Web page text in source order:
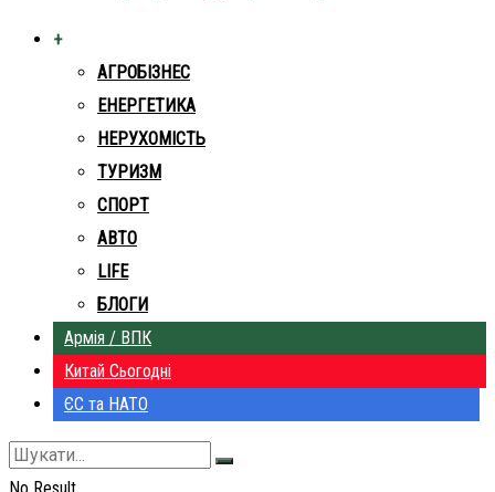
+
АГРОБІЗНЕС
ЕНЕРГЕТИКА
НЕРУХОМІСТЬ
ТУРИЗМ
СПОРТ
АВТО
LIFE
БЛОГИ
Армія / ВПК
Китай Сьогодні
ЄС та НАТО